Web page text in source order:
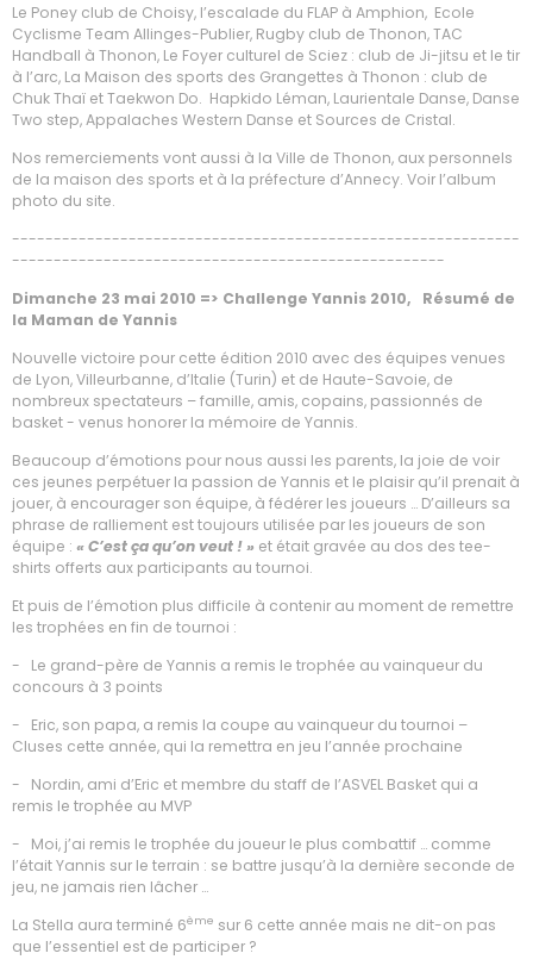
Le Poney club de Choisy, l’escalade du FLAP à Amphion, Ecole
Cyclisme Team Allinges-Publier, Rugby club de Thonon, TAC
Handball à Thonon, Le Foyer culturel de Sciez : club de Ji-jitsu et le tir
à l’arc, La Maison des sports des Grangettes à Thonon : club de
Chuk Thaï et Taekwon Do. Hapkido Léman, Laurientale Danse, Danse
Two step, Appalaches Western Danse et Sources de Cristal.
Nos remerciements vont aussi à la Ville de Thonon, aux personnels
de la maison des sports et à la préfecture d’Annecy. Voir l’album
photo du site.
-------------------------------------------------------------
----------------------------------------------------
Dimanche 23 mai 2010 => Challenge Yannis 2010, Résumé de
la Maman de Yannis
Nouvelle victoire pour cette édition 2010 avec des équipes venues
de Lyon, Villeurbanne, d’Italie (Turin) et de Haute-Savoie, de
nombreux spectateurs – famille, amis, copains, passionnés de
basket - venus honorer la mémoire de Yannis.
Beaucoup d’émotions pour nous aussi les parents, la joie de voir
ces jeunes perpétuer la passion de Yannis et le plaisir qu’il prenait à
jouer, à encourager son équipe, à fédérer les joueurs … D’ailleurs sa
phrase de ralliement est toujours utilisée par les joueurs de son
équipe : « C’est ça qu’on veut ! » et était gravée au dos des tee-
shirts offerts aux participants au tournoi.
Et puis de l’émotion plus difficile à contenir au moment de remettre
les trophées en fin de tournoi :
- Le grand-père de Yannis a remis le trophée au vainqueur du
concours à 3 points
- Eric, son papa, a remis la coupe au vainqueur du tournoi –
Cluses cette année, qui la remettra en jeu l’année prochaine
- Nordin, ami d’Eric et membre du staff de l’ASVEL Basket qui a
remis le trophée au MVP
- Moi, j’ai remis le trophée du joueur le plus combattif … comme
l’était Yannis sur le terrain : se battre jusqu’à la dernière seconde de
jeu, ne jamais rien lâcher …
La Stella aura terminé 6ème sur 6 cette année mais ne dit-on pas
que l’essentiel est de participer ?